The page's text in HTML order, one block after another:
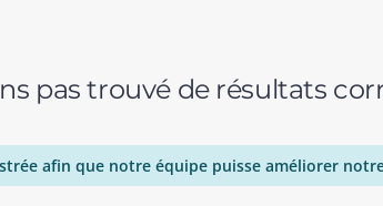
pas trouvé de résultats
afin que notre équipe puisse améliorer